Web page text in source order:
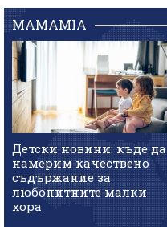
MAMAMIA
Детски новини: къде да
намерим качествено
съдържание за
любопитните малки
хора